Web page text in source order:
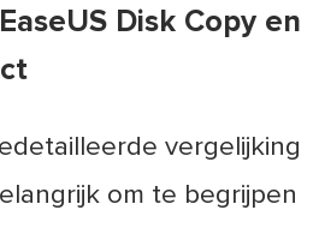
Disk Copy en
vergelijking
om te begrijpen